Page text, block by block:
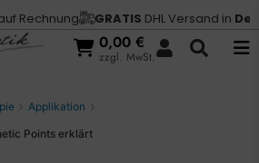
GRATISDHL Versand in
0,00 €
zzgl. MwSt.
Applikation
Points erklärt